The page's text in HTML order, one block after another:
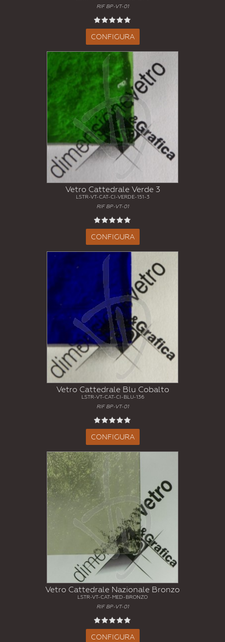
RIF BP-VT-01
CONFIGURA
Vetro Cattedrale Verde 3
LSTR-VT-CAT-CI-VERDE-151-3
RIF BP-VT-01
CONFIGURA
Vetro Cattedrale Blu Cobalto
LSTR-VT-CAT-CI-BLU-136
RIF BP-VT-01
CONFIGURA
Vetro Cattedrale Nazionale Bronzo
LSTR-VT-CAT-MED-BRONZO
RIF BP-VT-01
CONFIGURA